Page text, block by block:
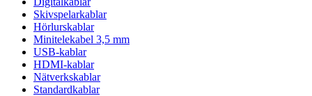
Skivspelarkablar
Hörlurskablar
Minitelekabel 3,5 mm
USB-kablar
HDMI-kablar
Nätverkskablar
Standardkablar